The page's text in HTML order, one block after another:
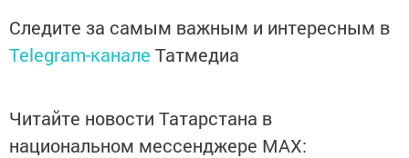
Следите за самым важным и интересным в
Telegram-канале Татмедиа
Читайте новости Татарстана в
национальном мессенджере MАХ: